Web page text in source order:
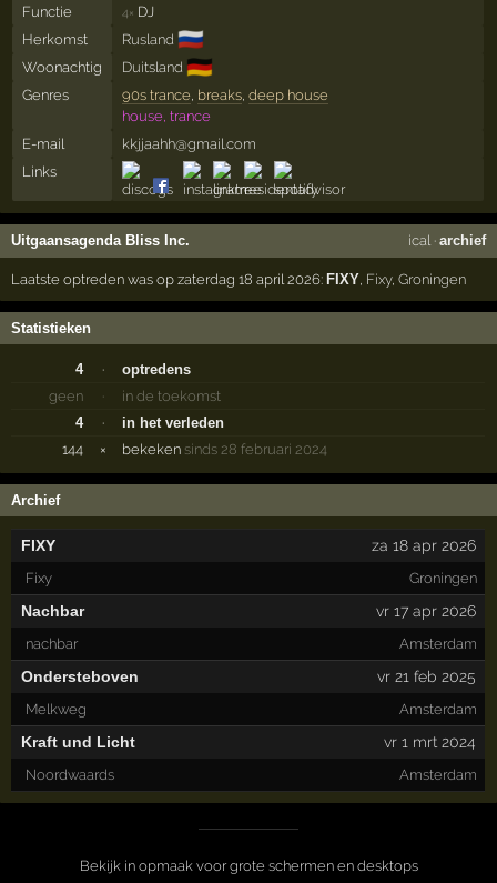
Functie
4× DJ
Herkomst
Rusland 🇷🇺
Woonachtig Duitsland 🇩🇪
Genres 90s trance breaks, deep house
house, trance
E-mail
kkjjaahh@gmail.com
Links
Uitgaansagenda Bliss Inc. ical· archief
Laatste optreden was op zaterdag 18 april 2026: FIXY Fixy,Groningen
Statistieken
4 ·
optredens
geen
·
in de toekomst
4
·
in het verleden
144
× bekeken sinds 28 februari 2024
Archief
FIXY za 18 apr 2026
Fixy Groningen
Nachbar vr 17 apr 2026
nachbar Amsterdam
Ondersteboven vr 21 feb 2025
Melkweg Amsterdam
Kraft und Licht vr 1 mrt 2024
Noordwaards Amsterdam
Bekijk in opmaak voor grote schermen en desktops